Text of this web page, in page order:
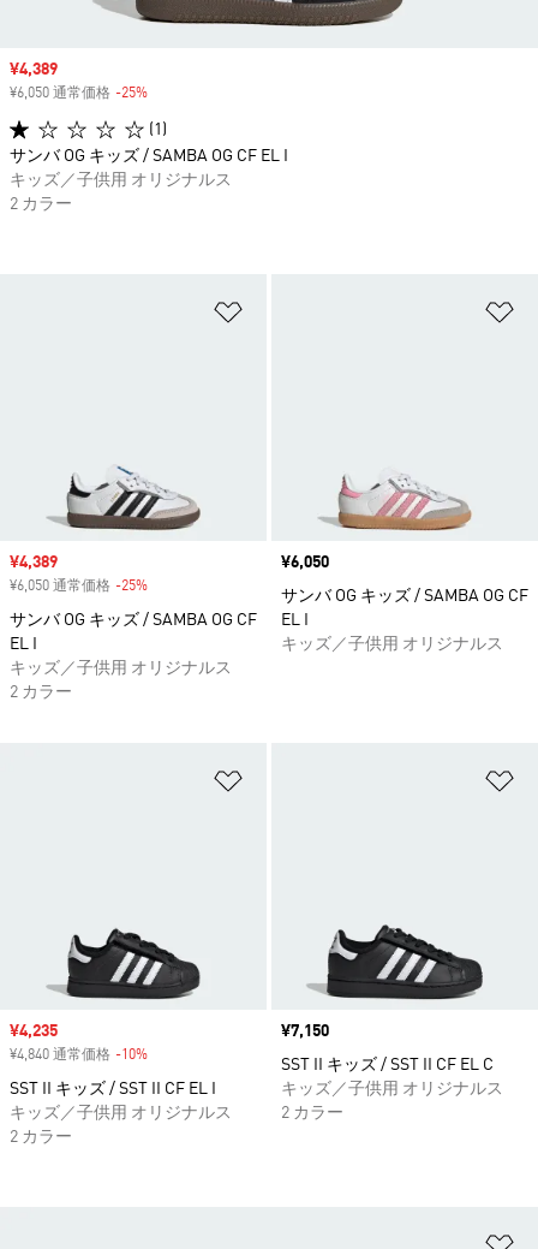
セール価格
¥4,389
¥6,050 通常価格 -25%
サンバ OG キッズ / SAMBA OG CF
EL I
キッズ／子供用 オリジナルス
2 カラー
価格
¥6,050
サンバ OG キッズ / SAMBA OG CF
EL I
キッズ／子供用 オリジナルス
セール価格
¥4,235
¥4,840 通常価格 -10%
SST II キッズ / SST II CF EL I
キッズ／子供用 オリジナルス
2 カラー
価格
¥7,150
SST II キッズ / SST II CF EL C
キッズ／子供用 オリジナルス
2 カラー
セール価格
¥4,389
¥6,050 通常価格 -25%
(1)
サンバ OG キッズ / SAMBA OG CF EL I
キッズ／子供用 オリジナルス
2 カラー